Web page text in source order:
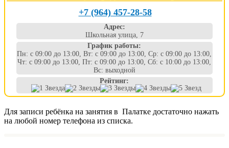
+7 (964) 457-28-58
Адрес:
Школьная улица, 7
График работы:
Пн: с 09:00 до 13:00, Вт: с 09:00 до 13:00, Ср: с 09:00 до 13:00,
Чт: с 09:00 до 13:00, Пт: с 09:00 до 13:00, Сб: с 10:00 до 13:00,
Вс: выходной
Рейтинг:
Для записи ребёнка на занятия в Палатке достаточно нажать
на любой номер телефона из списка.